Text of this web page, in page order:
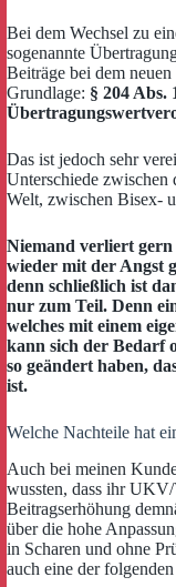
Bei dem Wechsel zu
sogenannte
Beiträge bei dem
Grundlage: § 204 Abs.
Das ist jedoch sehr
Unterschiede zwischen
Welt, zwischen Bisex-
Niemand verliert
wieder mit der Angst
denn schließlich ist
nur zum Teil. Denn
welches mit einem
kann sich der Bedarf
so geändert haben,
ist.
Welche Nachteile hat
Auch bei meinen
wussten, dass ihr
Beitragserhöhung
über die hohe
in Scharen und ohne
auch eine der